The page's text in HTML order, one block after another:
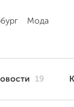
Мода
19